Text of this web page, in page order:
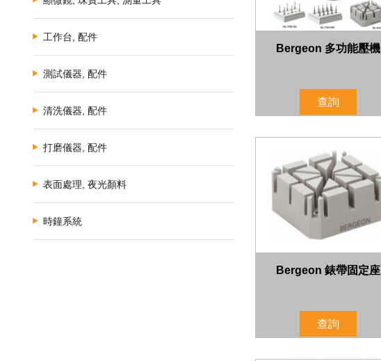
工作台, 配件
測試儀器, 配件
清洗儀器, 配件
打磨儀器, 配件
表面處理, 夜光顏料
時鐘系統
Bergeon 多功能壓機
查詢
Bergeon 錶帶固定座
查詢